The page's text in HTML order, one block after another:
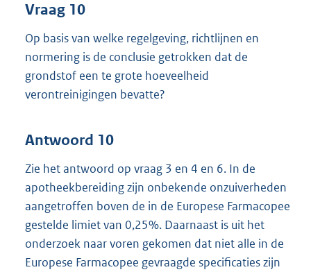
Vraag 10
Op basis van welke regelgeving, richtlijnen en
normering is de conclusie getrokken dat de
grondstof een te grote hoeveelheid
verontreinigingen bevatte?
Antwoord 10
Zie het antwoord op vraag 3 en 4 en 6. In de
apotheekbereiding zijn onbekende onzuiverheden
aangetroffen boven de in de Europese Farmacopee
gestelde limiet van 0,25%. Daarnaast is uit het
onderzoek naar voren gekomen dat niet alle in de
Europese Farmacopee gevraagde specificaties zijn